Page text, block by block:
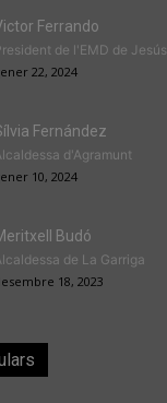
Ferrando
de l'EMD de Jesús
22, 2024
Fernández
d'Agramunt
10, 2024
Budó
de La Garriga
18, 2023